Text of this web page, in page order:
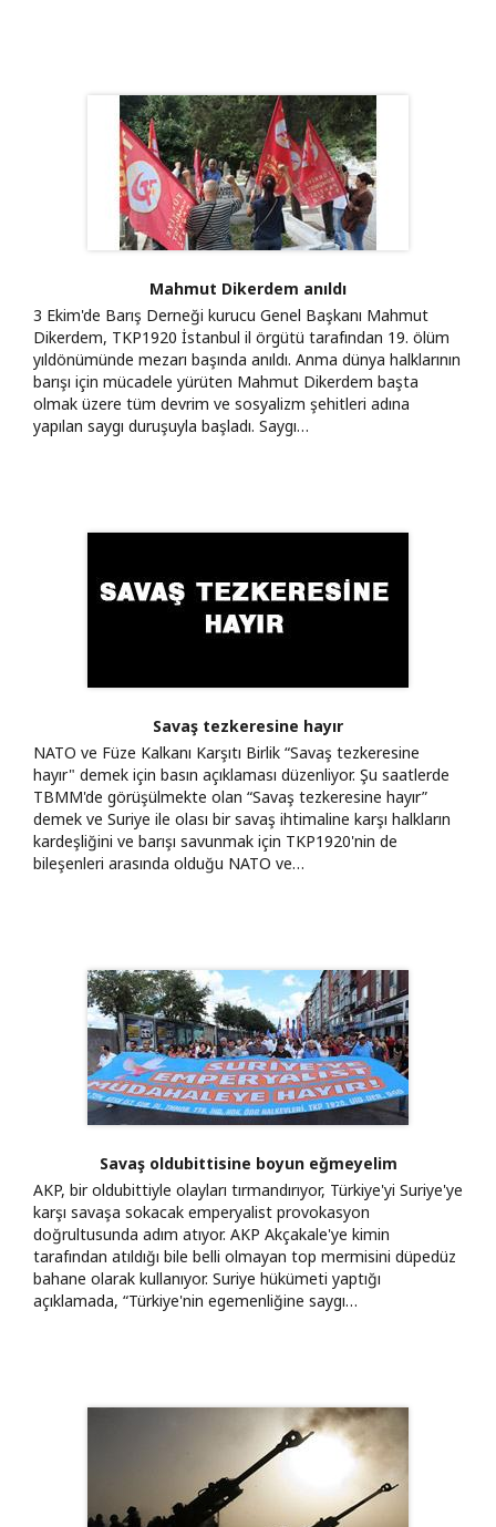
Mahmut Dikerdem anıldı
3 Ekim'de Barış Derneği kurucu Genel Başkanı Mahmut
Dikerdem, TKP1920 İstanbul il örgütü tarafından 19. ölüm
yıldönümünde mezarı başında anıldı. Anma dünya halklarının
barışı için mücadele yürüten Mahmut Dikerdem başta
olmak üzere tüm devrim ve sosyalizm şehitleri adına
yapılan saygı duruşuyla başladı. Saygı…
Savaş tezkeresine hayır
NATO ve Füze Kalkanı Karşıtı Birlik “Savaş tezkeresine
hayır" demek için basın açıklaması düzenliyor. Şu saatlerde
TBMM'de görüşülmekte olan “Savaş tezkeresine hayır”
demek ve Suriye ile olası bir savaş ihtimaline karşı halkların
kardeşliğini ve barışı savunmak için TKP1920'nin de
bileşenleri arasında olduğu NATO ve…
Savaş oldubittisine boyun eğmeyelim
AKP, bir oldubittiyle olayları tırmandırıyor, Türkiye'yi Suriye'ye
karşı savaşa sokacak emperyalist provokasyon
doğrultusunda adım atıyor. AKP Akçakale'ye kimin
tarafından atıldığı bile belli olmayan top mermisini düpedüz
bahane olarak kullanıyor. Suriye hükümeti yaptığı
açıklamada, “Türkiye'nin egemenliğine saygı…